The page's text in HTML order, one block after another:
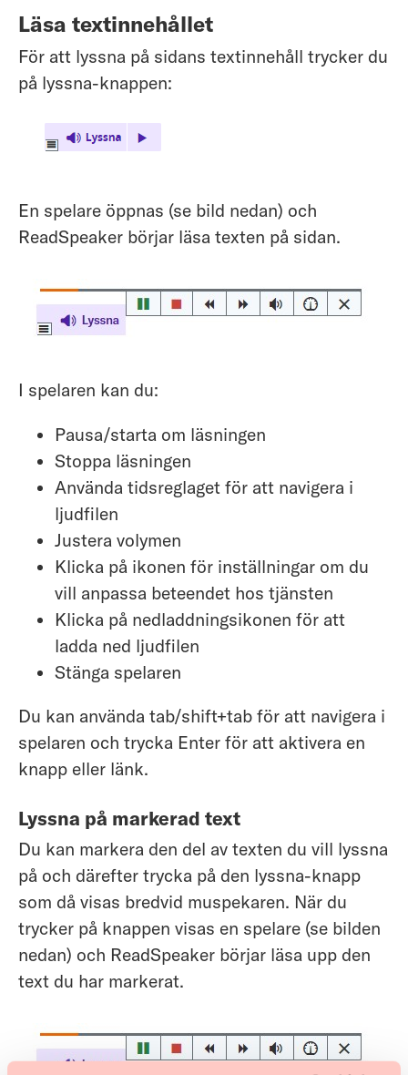
Läsa textinnehållet
För att lyssna på sidans textinnehåll trycker du
på lyssna-knappen:
En spelare öppnas (se bild nedan) och
ReadSpeaker börjar läsa texten på sidan.
I spelaren kan du:
Pausa/starta om läsningen
Stoppa läsningen
Använda tidsreglaget för att navigera i
ljudfilen
Justera volymen
Klicka på ikonen för inställningar om du
vill anpassa beteendet hos tjänsten
Klicka på nedladdningsikonen för att
ladda ned ljudfilen
Stänga spelaren
Du kan använda tab/shift+tab för att navigera i
spelaren och trycka Enter för att aktivera en
knapp eller länk.
Lyssna på markerad text
Du kan markera den del av texten du vill lyssna
på och därefter trycka på den lyssna-knapp
som då visas bredvid muspekaren. När du
trycker på knappen visas en spelare (se bilden
nedan) och ReadSpeaker börjar läsa upp den
text du har markerat.